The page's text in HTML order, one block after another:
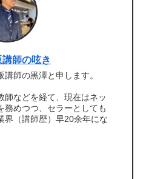
師の呟き
師の黒澤と申します。
師などを経て、現在はネッ
務めつつ、セラーとしても
界（講師歴）早20余年にな